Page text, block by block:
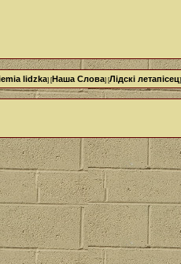
lidzka] [Наша Cлова] [Лідскі летапісец]